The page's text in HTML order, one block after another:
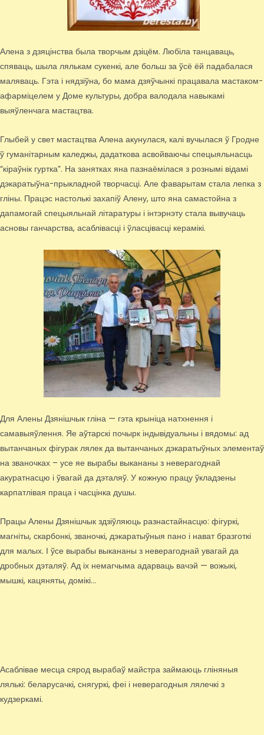
Алена з дзяцінства была творчым дзіцём. Любіла танцаваць,
спяваць, шыла лялькам сукенкі, але больш за ўсё ёй падабалася
маляваць. Гэта і нядзіўна, бо мама дзяўчынкі працавала мастаком-
афарміцелем у Доме культуры, добра валодала навыкамі
выяўленчага мастацтва.
Глыбей у свет мастацтва Алена акунулася, калі вучылася ў Гродне
ў гуманітарным каледжы, дадаткова асвойваючы спецыяльнасць
“кіраўнік гуртка”. На занятках яна пазнаёмілася з рознымі відамі
дэкаратыўна-прыкладной творчасці. Але фаварытам стала лепка з
гліны. Працэс настолькі захапіў Алену, што яна самастойна з
дапамогай спецыяльнай літаратуры і інтэрнэту стала вывучаць
асновы ганчарства, асаблівасці і ўласцівасці керамікі.
Для Алены Дзянішчык гліна — гэта крыніца натхнення і
самавыяўлення. Яе аўтарскі почырк індывідуальны і вядомы: ад
вытанчаных фігурак лялек да вытанчаных дэкаратыўных элементаў
на званочках – усе яе вырабы выкананы з неверагоднай
акуратнасцю і ўвагай да дэталяў. У кожную працу ўкладзены
карпатлівая праца і часцінка душы.
Працы Алены Дзянішчык здзіўляюць разнастайнасцю: фігуркі,
магніты, скарбонкі, званочкі, дэкаратыўныя пано і нават бразготкі
для малых. І ўсе вырабы выкананы з неверагоднай увагай да
дробных дэталяў. Ад іх немагчыма адарваць вачэй — вожыкі,
мышкі, кацяняты, домікі…
Асаблівае месца сярод вырабаў майстра займаюць гліняныя
лялькі: беларусачкі, снягуркі, феі і неверагодныя лялечкі з
кудзеркамі.